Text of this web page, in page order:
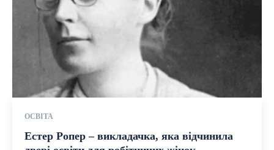
ОСВІТА
Естер Ропер – викладачка, яка відчинила